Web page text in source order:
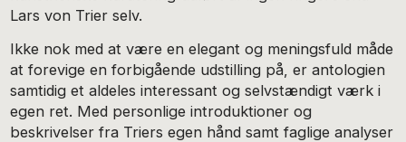
Lars von Trier selv.
Ikke nok med at være en elegant og meningsfuld måde
at forevige en forbigående udstilling på, er antologien
samtidig et aldeles interessant og selvstændigt værk i
egen ret. Med personlige introduktioner og
beskrivelser fra Triers egen hånd samt faglige analyser